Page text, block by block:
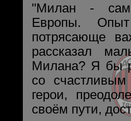
"Милан -
Европы.
потрясающе
рассказал
Милана? Я бы
со
герои,
своём пути,